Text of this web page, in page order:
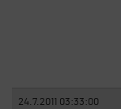
24.7.2011 03:33:00